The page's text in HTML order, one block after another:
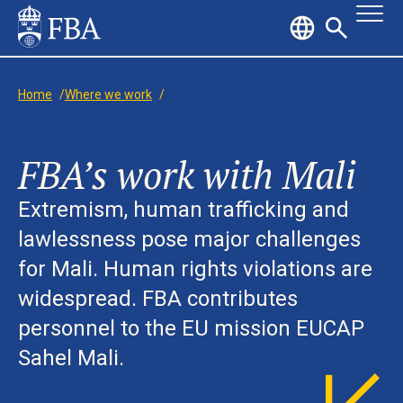
Home /Where we work /
FBA’s work with Mali
Extremism, human trafficking and
lawlessness pose major challenges
for Mali. Human rights violations are
widespread. FBA contributes
personnel to the EU mission EUCAP
Sahel Mali.